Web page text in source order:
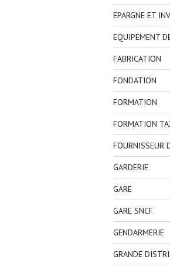
EPARGNE ET
EQUIPEMENT
FABRICATION
FONDATION
FORMATION
FORMATION
FOURNISSEUR
GARDERIE
GARE
GARE SNCF
GENDARMERIE
GRANDE